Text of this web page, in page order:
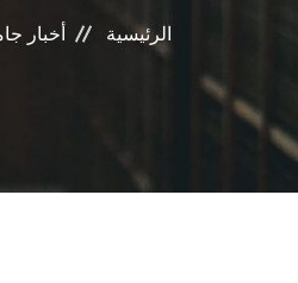
الرئيسية أخبار